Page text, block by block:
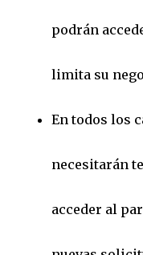
podrán
limita su
En todos los
necesitarán
acceder al